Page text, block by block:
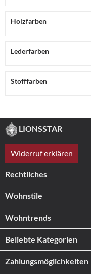
Holzfarben
Lederfarben
Stofffarben
LIONSSTAR
Widerruf erklären
Rechtliches
Wohnstile
Wohntrends
Beliebte Kategorien
Zahlungs­möglichkeiten